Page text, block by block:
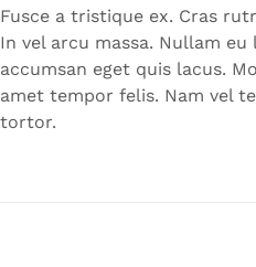
Fusce a tristique ex. Cras
In vel arcu massa. Nullam
accumsan eget quis lacus.
amet tempor felis. Nam vel
tortor.